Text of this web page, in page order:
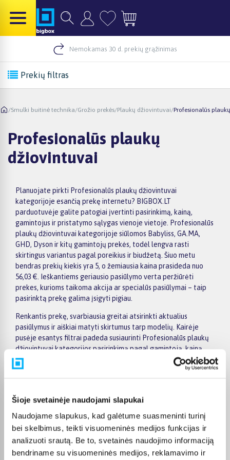
Šioje svetainėje naudojami slapukai
Naudojame slapukus, kad galėtume suasmeninti turinį
bei skelbimus, teikti visuomeninės medijos funkcijas ir
analizuoti srautą. Be to, svetainės naudojimo informaciją
bendriname su visuomeninės medijos, reklamavimo ir
Nemokamas 30 d. prekių grąžinimas
Prekių filtras
/Smulki buitinė technika/Grožio prekės/Plaukų džiovintuvai/Profesionalūs
Profesionalūs plaukų
džiovintuvai
Planuojate pirkti Profesionalūs plaukų džiovintuvai
kategorijoje esančią prekę internetu? BIGBOX.LT
parduotuvėje galite patogiai įvertinti pasirinkimą, kainą,
gamintojus ir pristatymo sąlygas vienoje vietoje. Profesionalūs
plaukų džiovintuvai kategorijoje siūlomos Babyliss, GA.MA,
GHD, Dyson ir kitų gamintojų prekės, todėl lengva rasti
skirtingus variantus pagal poreikius ir biudžetą. Šiuo metu
bendras prekių kiekis yra 5, o žemiausia kaina prasideda nuo
56,03 €. Ieškantiems geriausio pasiūlymo verta peržiūrėti
prekes, kurioms taikoma akcija ar specialūs pasiūlymai – taip
pasirinktą prekę galima įsigyti pigiau.
Renkantis prekę, svarbiausia greitai atsirinkti aktualius
pasiūlymus ir aiškiai matyti skirtumus tarp modelių. Kairėje
pusėje esantys filtrai padeda susiaurinti Profesionalūs plaukų
džiovintuvai kategorijos pasirinkimą pagal gamintoją, kainą,
savybes ar kitus svarbius parametrus, o prekių sąraše galima
patogiai palyginti skirtingus pasiūlymus. Atidarius konkrečios
prekės puslapį, rasite detalesnę informaciją apie techninius
sąlygas, todėl sprendimą priimti bus lengviau.
Didesnės vertės pirkiniams BIGBOX.LT siūlo patogų
apmokėjimą dalimis – visoms prekėms nuo 150 Eur taikomas
nemokamas 24 mėnesių lizingas, todėl norimą prekę galima
įsigyti išsimokėtinai. Užsakymus pristatome visoje Lietuvoje: